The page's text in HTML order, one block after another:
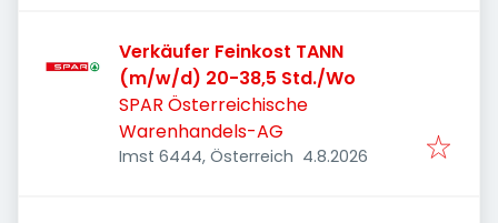
Verkäufer Feinkost TANN
(m/w/d) 20-38,5 Std./Wo
SPAR Österreichische
Warenhandels-AG
Imst 6444, Österreich Veröffentlicht
4.8.2026